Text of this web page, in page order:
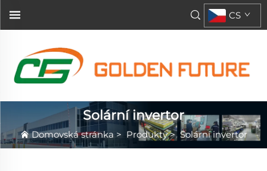
CS
Solární invertor
Domovská stránka > Produkty> Solární invertor